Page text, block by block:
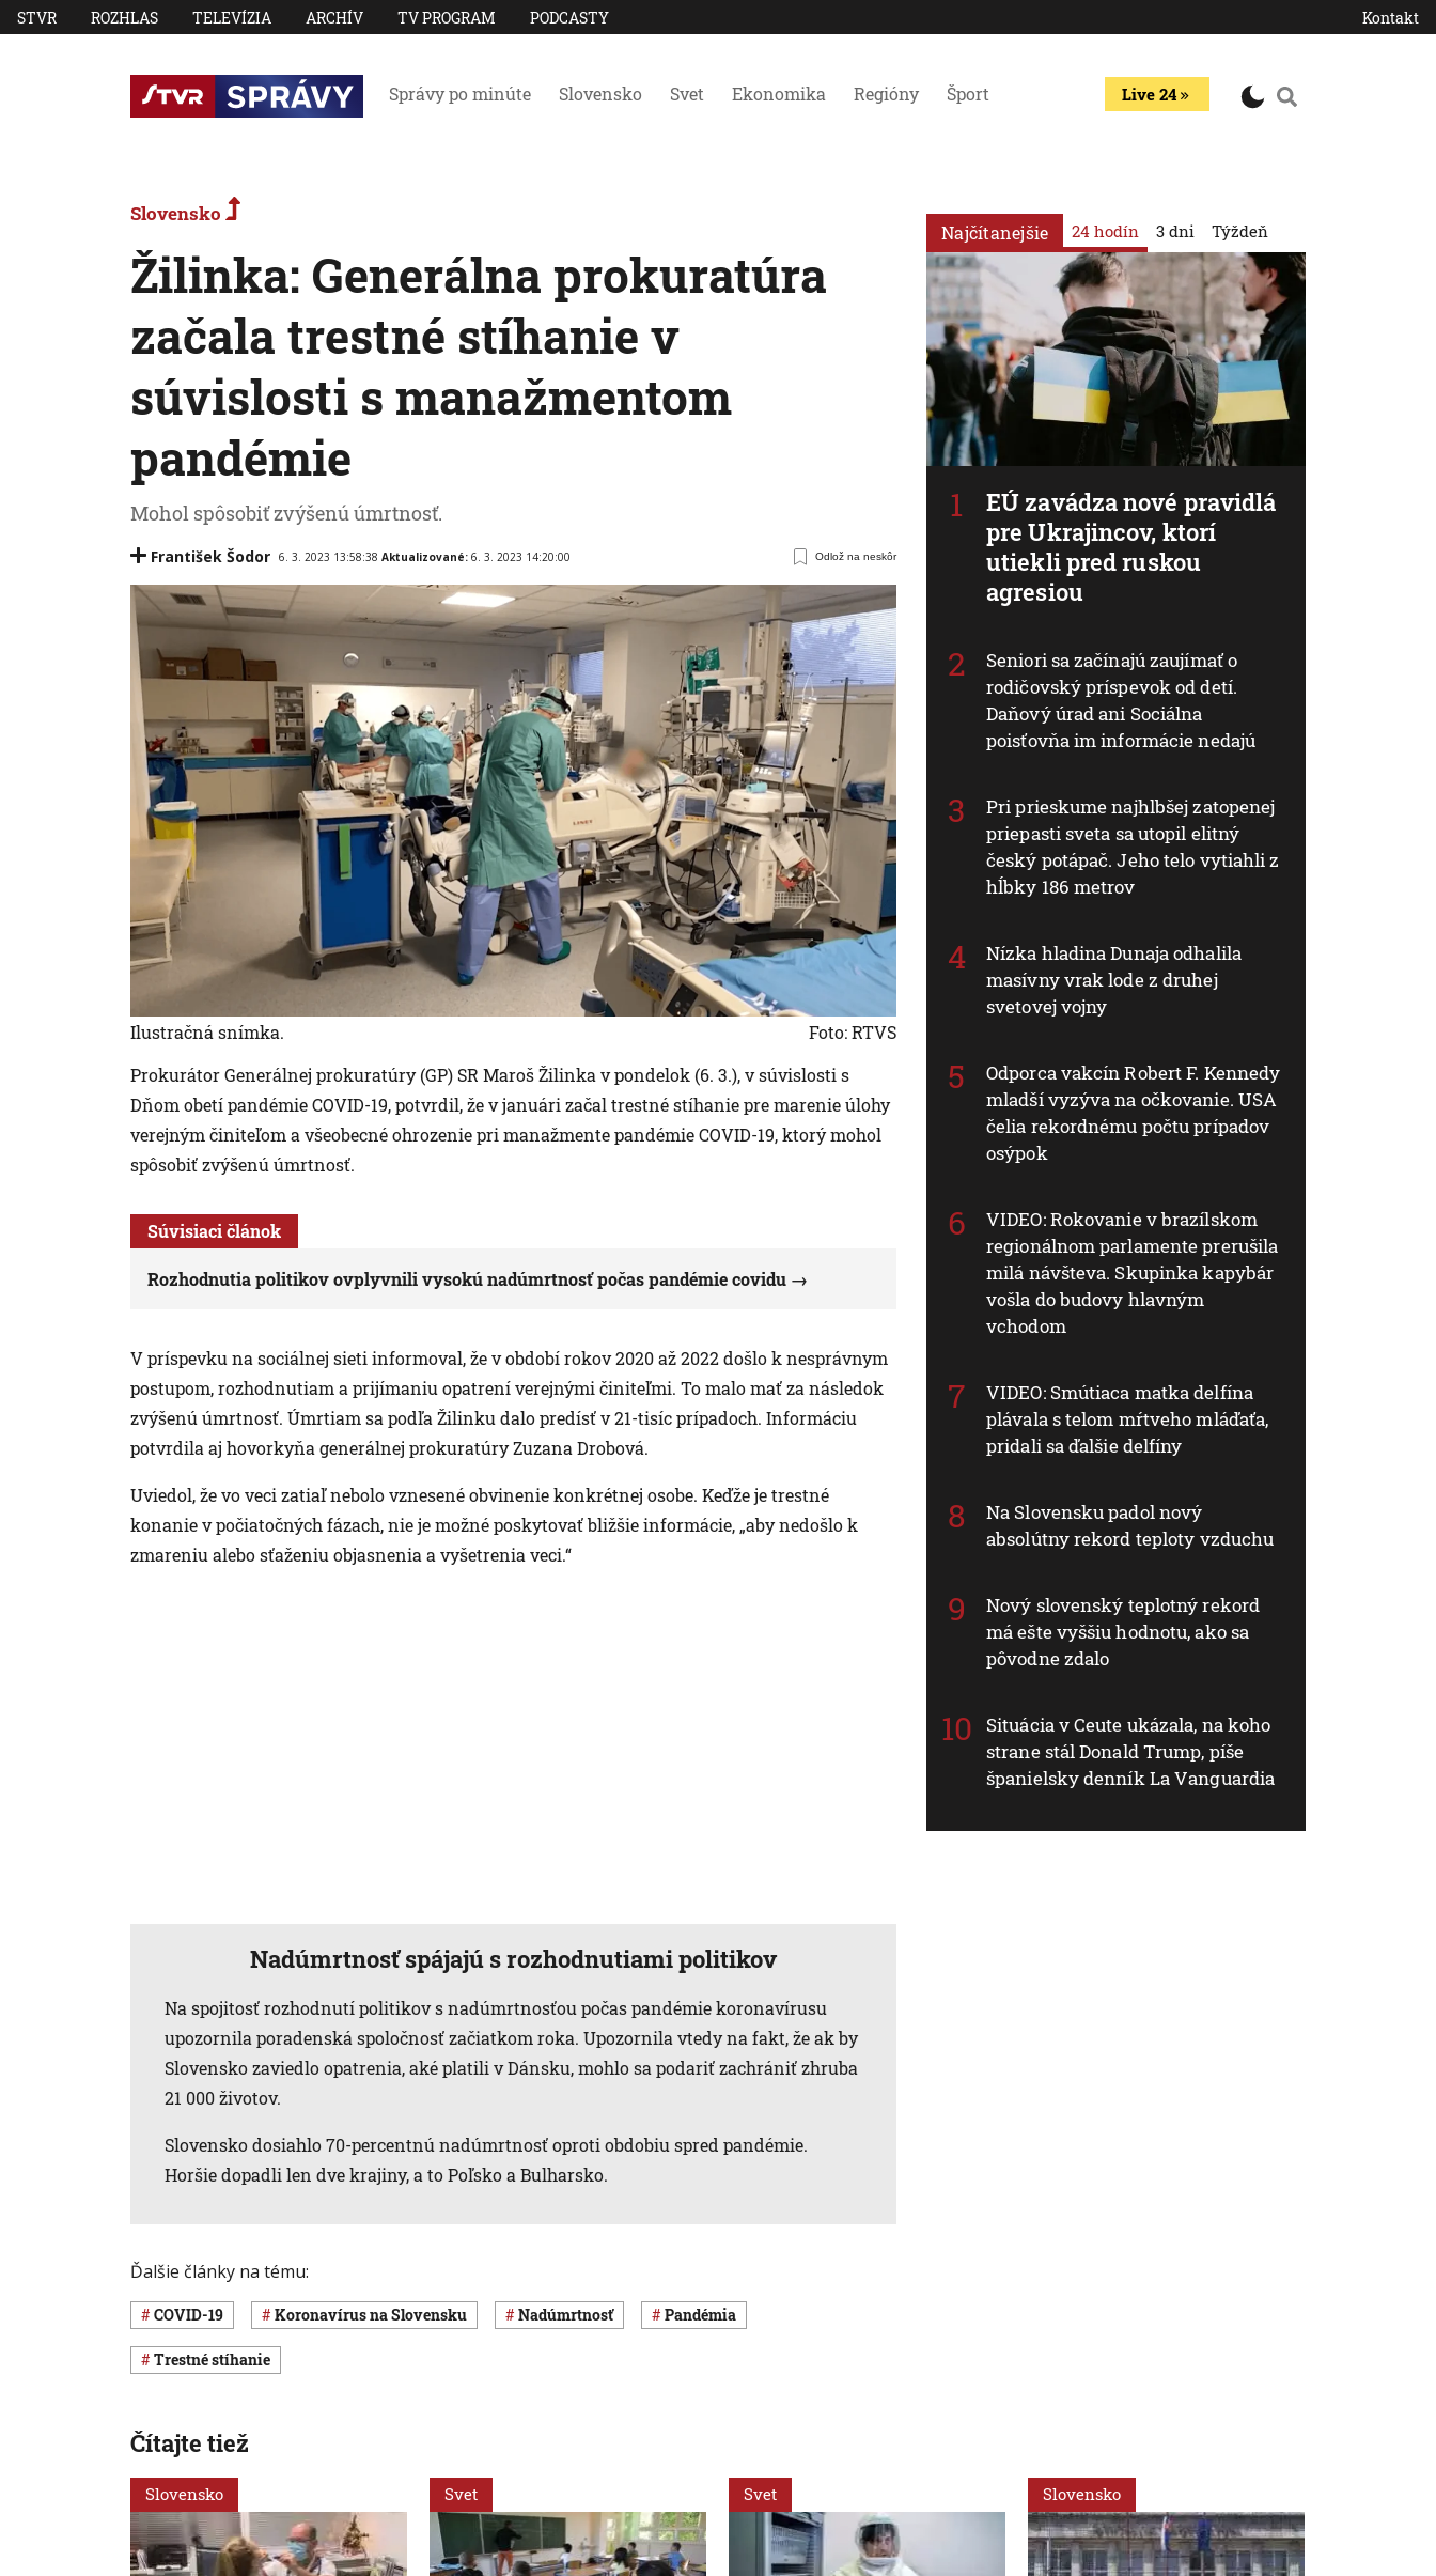
STVR ROZHLAS TELEVÍZIA ARCHÍV TV PROGRAM PODCASTY Kontakt
Správy po minúte Slovensko Svet Ekonomika Regióny Šport Live 24
Slovensko
Žilinka: Generálna prokuratúra
začala trestné stíhanie v
súvislosti s manažmentom
pandémie
Mohol spôsobiť zvýšenú úmrtnosť.
František Šodor 6. 3. 2023 13:58:38 Aktualizované: 6. 3. 2023 14:20:00 Odlož na neskôr
Ilustračná snímka.
Foto: RTVS
Prokurátor Generálnej prokuratúry (GP) SR Maroš Žilinka v pondelok (6. 3.), v súvislosti s
Dňom obetí pandémie COVID-19, potvrdil, že v januári začal trestné stíhanie pre marenie úlohy
verejným činiteľom a všeobecné ohrozenie pri manažmente pandémie COVID-19, ktorý mohol
spôsobiť zvýšenú úmrtnosť.
Súvisiaci článok
Rozhodnutia politikov ovplyvnili vysokú nadúmrtnosť počas pandémie covidu
V príspevku na sociálnej sieti informoval, že v období rokov 2020 až 2022 došlo k nesprávnym
postupom, rozhodnutiam a prijímaniu opatrení verejnými činiteľmi. To malo mať za následok
zvýšenú úmrtnosť. Úmrtiam sa podľa Žilinku dalo predísť v 21-tisíc prípadoch. Informáciu
potvrdila aj hovorkyňa generálnej prokuratúry Zuzana Drobová.
Uviedol, že vo veci zatiaľ nebolo vznesené obvinenie konkrétnej osobe. Keďže je trestné
konanie v počiatočných fázach, nie je možné poskytovať bližšie informácie, „aby nedošlo k
zmareniu alebo sťaženiu objasnenia a vyšetrenia veci.“
Nadúmrtnosť spájajú s rozhodnutiami politikov
Na spojitosť rozhodnutí politikov s nadúmrtnosťou počas pandémie koronavírusu
upozornila poradenská spoločnosť začiatkom roka. Upozornila vtedy na fakt, že ak by
Slovensko zaviedlo opatrenia, aké platili v Dánsku, mohlo sa podariť zachrániť zhruba
21 000 životov.
Slovensko dosiahlo 70-percentnú nadúmrtnosť oproti obdobiu spred pandémie.
Horšie dopadli len dve krajiny, a to Poľsko a Bulharsko.
Ďalšie články na tému:
COVID-19 koronavírus na Slovensku nadúmrtnosť pandémia
trestné stíhanie
Najčítanejšie 24 hodín
EÚ zavádza nové pravidlá
pre Ukrajincov, ktorí
utiekli pred ruskou
agresiou
Seniori sa začínajú zaujímať o
rodičovský príspevok od detí.
Daňový úrad ani Sociálna
poisťovňa im informácie nedajú
Pri prieskume najhlbšej zatopenej
priepasti sveta sa utopil elitný
český potápač. Jeho telo vytiahli z
hĺbky 186 metrov
Nízka hladina Dunaja odhalila
masívny vrak lode z druhej
svetovej vojny
Odporca vakcín Robert F. Kennedy
mladší vyzýva na očkovanie. USA
čelia rekordnému počtu prípadov
osýpok
VIDEO: Rokovanie v brazílskom
regionálnom parlamente prerušila
milá návšteva. Skupinka kapybár
vošla do budovy hlavným
vchodom
VIDEO: Smútiaca matka delfína
plávala s telom mŕtveho mláďaťa,
pridali sa ďalšie delfíny
Na Slovensku padol nový
absolútny rekord teploty vzduchu
Nový slovenský teplotný rekord
má ešte vyššiu hodnotu, ako sa
pôvodne zdalo
Situácia v Ceute ukázala, na koho
strane stál Donald Trump, píše
španielsky denník La Vanguardia
3 dni Týždeň
Čítajte tiež
Slovensko Svet Svet Slovensko